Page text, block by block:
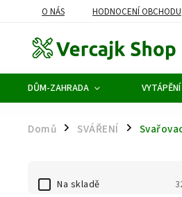
O NÁS HODNOCENÍ OBCHODU
DŮM-ZAHRADA VYTÁPĚNÍ
Domů / SVÁŘENÍ /
Na skladě